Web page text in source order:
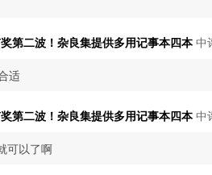
第二波！杂良集提供多用记事本四本中
适
第二波！杂良集提供多用记事本四本中
可以了啊